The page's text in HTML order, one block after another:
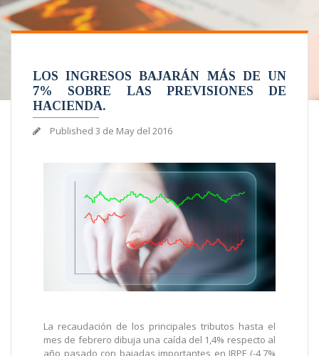
LOS INGRESOS BAJARÁN MÁS DE UN
7% SOBRE LAS PREVISIONES DE
HACIENDA.
Published 3 de May del 2016
La recaudación de los principales tributos hasta el
mes de febrero dibuja una caída del 1,4% respecto al
año pasado con bajadas importantes en IRPF (-4,7%